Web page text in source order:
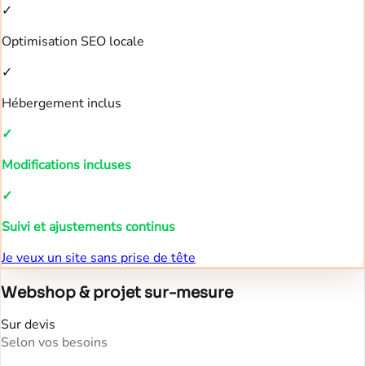
✓
Optimisation SEO locale
✓
Hébergement inclus
✓
Modifications incluses
✓
Suivi et ajustements continus
Je veux un site sans prise de tête
Webshop & projet sur-mesure
Sur devis
Selon vos besoins